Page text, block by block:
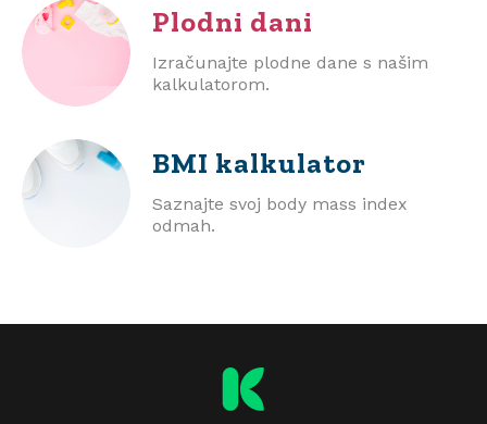
Plodni dani
Izračunajte plodne dane s našim
kalkulatorom.
BMI kalkulator
Saznajte svoj body mass index
odmah.